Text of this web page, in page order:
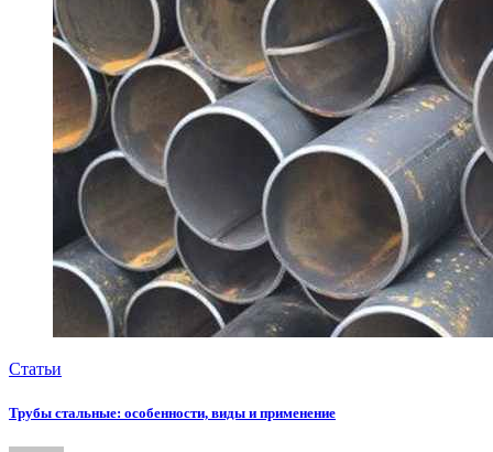
Статьи
Трубы стальные: особенности, виды и применение